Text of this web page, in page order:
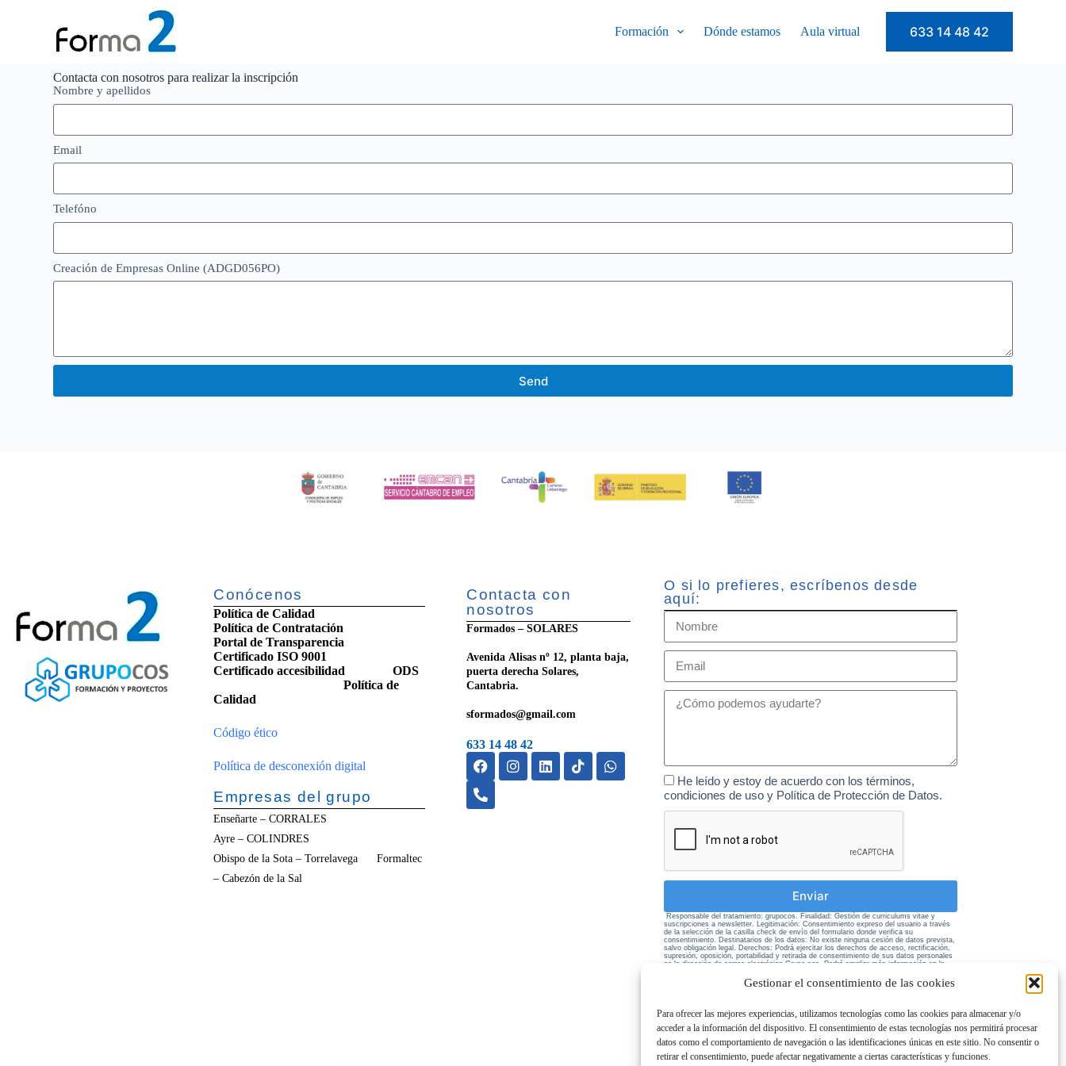
Gestionar el consentimiento de las cookies
Para ofrecer las mejores experiencias, utilizamos tecnologías como las cookies para almacenar y/o
acceder a la información del dispositivo. El consentimiento de estas tecnologías nos permitirá procesar
datos como el comportamiento de navegación o las identificaciones únicas en este sitio. No consentir o
retirar el consentimiento, puede afectar negativamente a ciertas características y funciones.
Formación Dónde estamos Aula virtual 633 14 48 42
Contacta con nosotros para realizar la inscripción
Nombre y apellidos
Email
Telefóno
Creación de Empresas Online (ADGD056PO)
Send
Conócenos
Política de Calidad
Política de Contratación
Portal de Transparencia
Certificado ISO 9001
Certificado accesibilidadODS
Política de
Calidad
Código ético
Política de desconexión digital
Empresas del grupo
Enseñarte – CORRALES
Ayre – COLINDRES
Obispo de la Sota – Torrelavega Formaltec
– Cabezón de la Sal
Contacta con
nosotros
Formados – SOLARES
Avenida Alisas nº 12, planta baja,
puerta derecha Solares,
Cantabria.
sformados@gmail.com
633 14 48 42
O si lo prefieres, escríbenos desde
aquí:
He leído y estoy de acuerdo con los términos,
condiciones de uso y Política de Protección de Datos.
Enviar
Responsable del tratamiento: grupocos. Finalidad: Gestión de curriculums vitae y
suscripciones a newsletter. Legitimación: Consentimiento expreso del usuario a través
de la selección de la casilla check de envío del formulario donde verifica su
consentimiento. Destinatarios de los datos: No existe ninguna cesión de datos prevista,
salvo obligación legal. Derechos: Podrá ejercitar los derechos de acceso, rectificación,
supresión, oposición, portabilidad y retirada de consentimiento de sus datos personales
en la dirección de correo electrónico Grupo cos. Podrá ampliar más información en la